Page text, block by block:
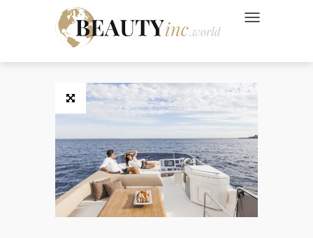
NAVIGATION